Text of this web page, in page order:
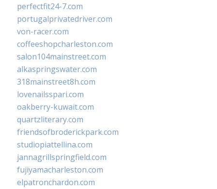
perfectfit24-7.com
portugalprivatedriver.com
von-racer.com
coffeeshopcharleston.com
salon104mainstreet.com
alkaspringswater.com
318mainstreet8h.com
lovenailsspari.com
oakberry-kuwait.com
quartzliterary.com
friendsofbroderickpark.com
studiopiattellina.com
jannagrillspringfield.com
fujiyamacharleston.com
elpatronchardon.com